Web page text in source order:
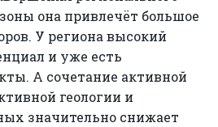
она привлечёт большое
У региона высокий
и уже есть
А сочетание активной
геологии и
значительно снижает